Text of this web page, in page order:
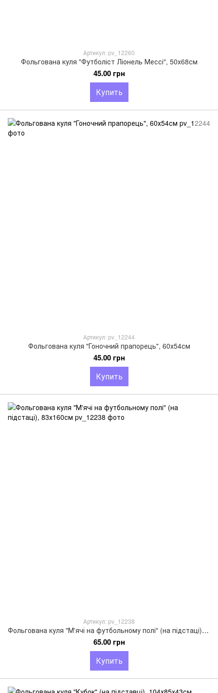
Артикул: pv_12260
Фольгована куля "Футболіст Ліонель Мессі", 50х68см
45.00 грн
Купить
Артикул: pv_12244
Фольгована куля "Гоночний прапорець", 60х54см
45.00 грн
Купить
Артикул: pv_12238
Фольгована куля "М'ячі на футбольному полі" (на підстаці), 83х160см
65.00 грн
Купить